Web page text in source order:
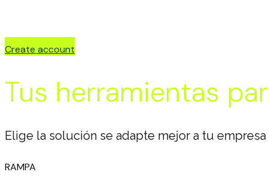
Create account
Tus herramientas
Elige la solución se adapte mejor a tu empresa
RAMPA